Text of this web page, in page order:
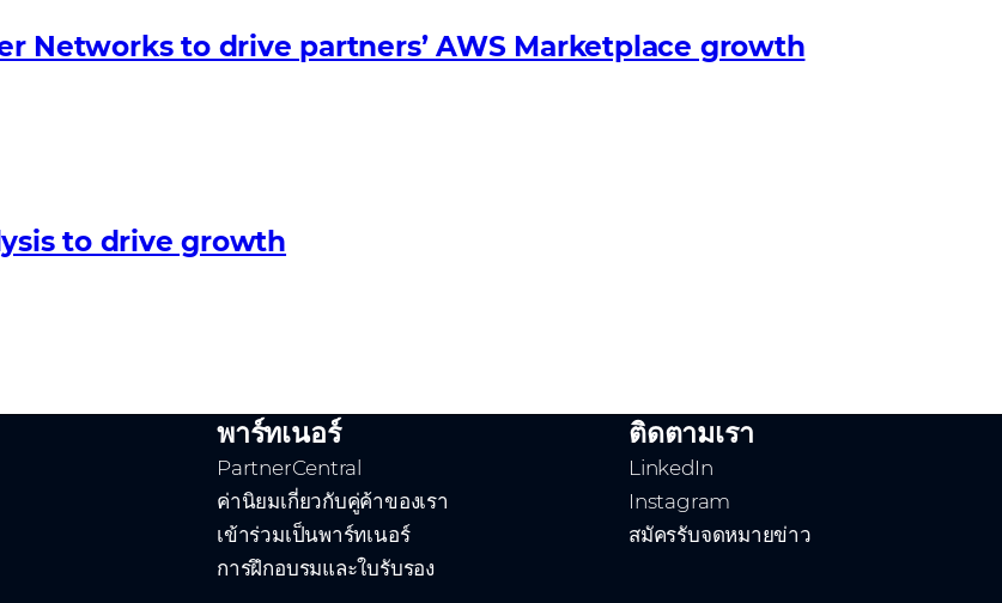
Networks to drive partners’ AWS Marketplace growth
to drive growth
พาร์ทเนอร์
PartnerCentral
ค่านิยมเกี่ยวกับคู่ค้าของเรา
เข้าร่วมเป็นพาร์ทเนอร์
การฝึกอบรมและใบรับรอง
ติดตามเรา
LinkedIn
Instagram
สมัครรับจดหมายข่าว